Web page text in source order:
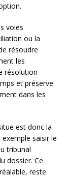
voies
ou la
résoudre
les
résolution
et préserve
dans les
est donc la
saisir le
tribunal
dossier. Ce
reste